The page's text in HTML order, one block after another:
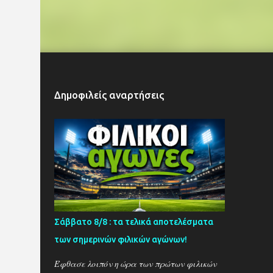
Δημοφιλείς αναρτήσεις
Σάββατο 8/8 : τα τελικά αποτελέσματα
των σημερινών φιλικών αγώνων!
Έφθασε λοιπόν η ώρα των πρώτων φιλικών